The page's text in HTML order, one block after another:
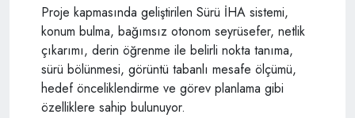
Proje kapmasında geliştirilen Sürü İHA sistemi,
konum bulma, bağımsız otonom seyrüsefer, netlik
çıkarımı, derin öğrenme ile belirli nokta tanıma,
sürü bölünmesi, görüntü tabanlı mesafe ölçümü,
hedef önceliklendirme ve görev planlama gibi
özelliklere sahip bulunuyor.